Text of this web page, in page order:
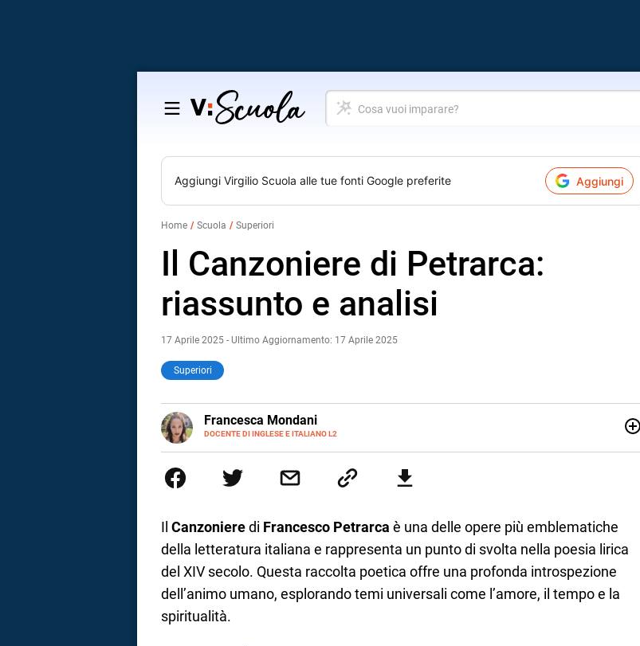
Salta
contenuto
Cosa
vuoi
Aggiungi Virgilio Scuola alle tue fonti Google preferite Aggiungi
Home Scuola Superiori
Il Canzoniere di Petrarca:
riassunto e analisi
17 Aprile 2025 - Ultimo Aggiornamento: 17 Aprile 2025
Superiori
Francesca Mondani
DOCENTE DI INGLESE E ITALIANO L2
LINKEDIN
INSTAGRAM
Onsite e contenuti per il web. Amo i saggi storici, la cucina e la mia Honda CBF500. Non ho
Il Canzonieredi Francesco Petrarca è una delle opere più emblematiche
della letteratura italiana e rappresenta un punto di svolta nella poesia lirica
del XIV secolo. Questa raccolta poetica offre una profonda introspezione
dell’animo umano, esplorando temi universali come l’amore, il tempo e la
spiritualità.